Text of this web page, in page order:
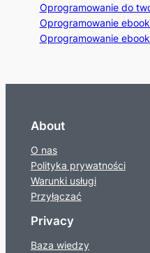
Oprogramowanie do
Oprogramowanie
Oprogramowanie
About
O nas
Polityka prywatności
Warunki usługi
Przyłączać
Privacy
Baza wiedzy